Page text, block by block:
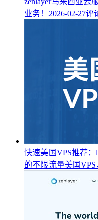
业务！ 2026-02-27评
快速美国VPS推荐
的不限流量美国VPS